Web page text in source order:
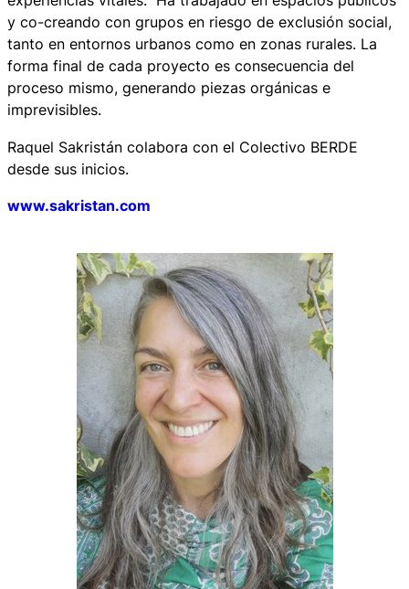
y co-creando con grupos en riesgo de exclusión social,
tanto en entornos urbanos como en zonas rurales. La
forma final de cada proyecto es consecuencia del
proceso mismo, generando piezas orgánicas e
imprevisibles.
Raquel Sakristán colabora con el Colectivo BERDE
desde sus inicios.
www.sakristan.com